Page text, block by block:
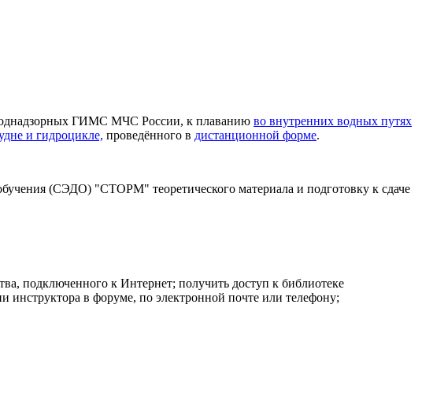
ГИМС МЧС России, к плаванию во внутренних водных путях
и гидроцикле, проведённого в дистанционной форме.
(СЭДО) "СТОРМ" теоретического материала и подготовку к сдаче
подключенного к Интернет; получить доступ к библиотеке
инструктора в форуме, по электронной почте или телефону;